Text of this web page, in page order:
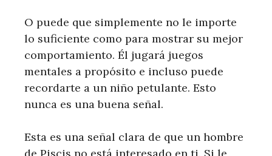
O puede que simplemente no le importe
lo suficiente como para mostrar su mejor
comportamiento. Él jugará juegos
mentales a propósito e incluso puede
recordarte a un niño petulante. Esto
nunca es una buena señal.
Esta es una señal clara de que un hombre